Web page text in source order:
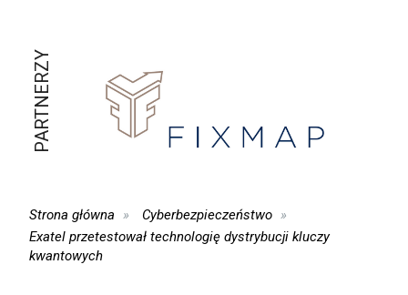
PARTNERZY
Strona główna
Cyberbezpieczeństwo
Exatel przetestował technologię dystrybucji kluczy
kwantowych